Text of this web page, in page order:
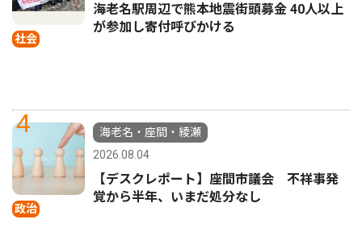
社会
海老名駅周辺で熊本地震街頭募金 40人以上
が参加し寄付呼びかける
4
政治
海老名・座間・綾瀬
2026.08.04
【デスクレポート】座間市議会 不祥事発
覚から半年、いまだ処分なし